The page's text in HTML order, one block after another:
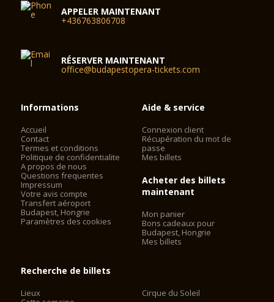
APPELER MAINTENANT
+436763806708
RÉSERVER MAINTENANT
office@budapestopera-tickets.com
Informations
Accueil
Contact
Termes et conditions
Politique de confidentialite
A propos de nous
Questions frequentes
Impressum
Votre avis compte
Transfert aéroport
Budapest, Hongrie
Paramètres des cookies
Aide & service
Connexion client
Récupération du mot de
passe
Mes billets
Acheter des billets
maintenant
Mon panier
Bons cadeaux pour
Budapest, Hongrie
Mes billets
Recherche de billets
Lieux
Cirque du Soleil